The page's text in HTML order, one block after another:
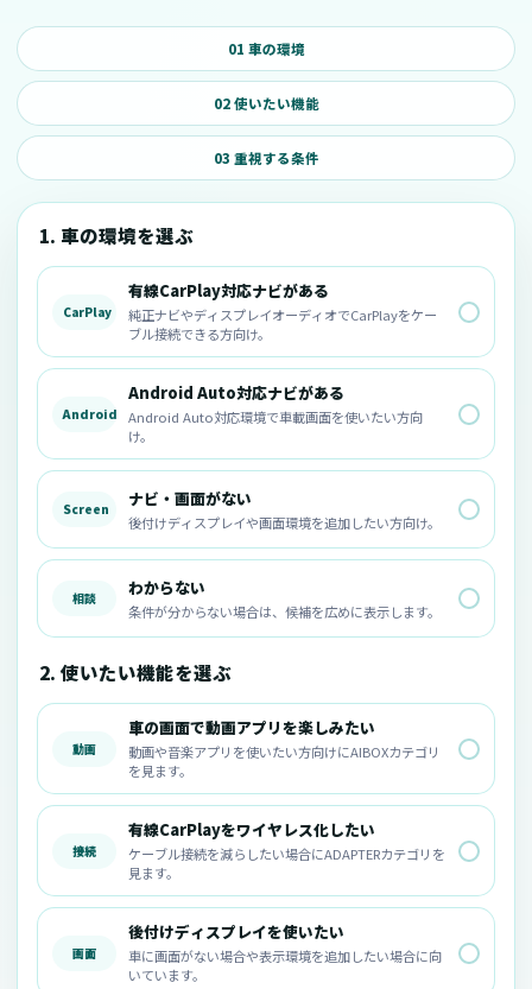
01 車の環境
02 使いたい機能
03 重視する条件
1. 車の環境を選ぶ
CarPlay
有線CarPlay対応ナビがある
純正ナビやディスプレイオーディオでCarPlayをケー
ブル接続できる方向け。
Android
Android Auto対応ナビがある
Android Auto対応環境で車載画面を使いたい方向
け。
Screen ナビ・画面がない
後付けディスプレイや画面環境を追加したい方向け。
相談 わからない
条件が分からない場合は、候補を広めに表示します。
2. 使いたい機能を選ぶ
動画
車の画面で動画アプリを楽しみたい
動画や音楽アプリを使いたい方向けにAIBOXカテゴリ
を見ます。
接続
有線CarPlayをワイヤレス化したい
ケーブル接続を減らしたい場合にADAPTERカテゴリを
見ます。
画面
後付けディスプレイを使いたい
車に画面がない場合や表示環境を追加したい場合に向
いています。